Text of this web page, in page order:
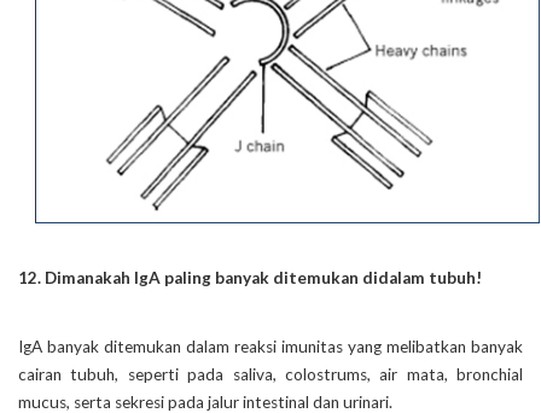
12. Dimanakah IgA paling banyak ditemukan didalam tubuh!
IgA banyak ditemukan dalam reaksi imunitas yang melibatkan banyak
cairan tubuh, seperti pada saliva, colostrums, air mata, bronchial
mucus, serta sekresi pada jalur intestinal dan urinari.